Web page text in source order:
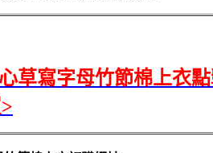
草寫字母竹節棉上衣